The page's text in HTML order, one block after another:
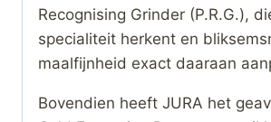
Recognising Grinder (P.R.G.),
specialiteit herkent en
maalfijnheid exact daaraan
Bovendien heeft JURA het